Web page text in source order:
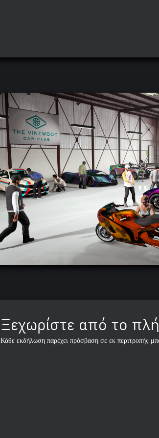
Ξεχωρίστε από το
Κάθε εκδήλωση παρέχει πρόσβαση σε εκ περιτροπής